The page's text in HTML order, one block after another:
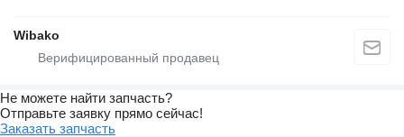
Wibako
Не можете найти запчасть?
Отправьте заявку прямо сейчас!
Заказать запчасть